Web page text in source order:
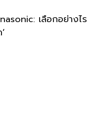
เลือกอย่างไร